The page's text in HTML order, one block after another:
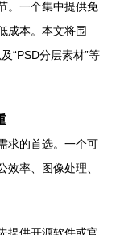
。一个集中提供免
成本。本文将围
“PSD分层素材”等
求的首选。一个可
率、图像处理、
提供开源软件或官